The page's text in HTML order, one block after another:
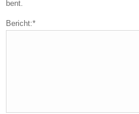
bent.
Bericht:*